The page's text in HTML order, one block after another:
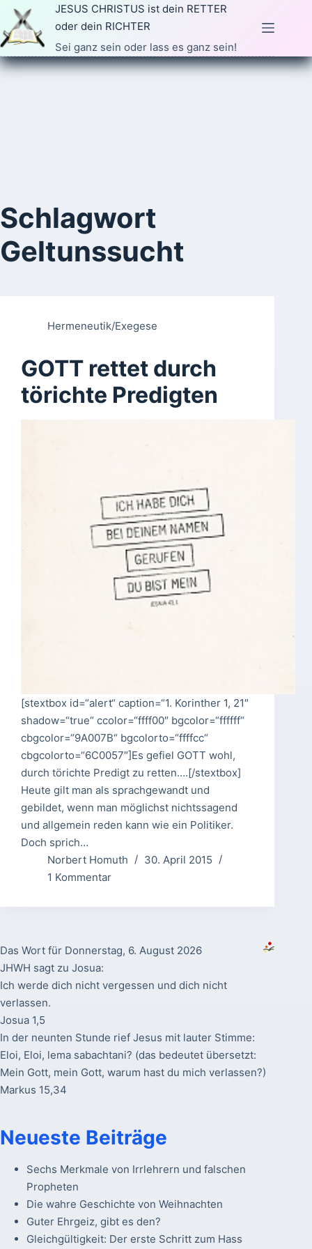
Zum
Inhalt
springen
JESUS CHRISTUS ist dein RETTER
oder dein RICHTER
Sei ganz sein oder lass es ganz sein!
Schlagwort
Geltunssucht
Hermeneutik/Exegese
GOTT rettet durch
törichte Predigten
[stextbox id=“alert“ caption=“1. Korinther 1, 21″
shadow=“true“ ccolor=“ffff00″ bgcolor=“ffffff“
cbgcolor=“9A007B“ bgcolorto=“ffffcc“
cbgcolorto=“6C0057″]Es gefiel GOTT wohl,
durch törichte Predigt zu retten….[/stextbox]
Heute gilt man als sprachgewandt und
gebildet, wenn man möglichst nichtssagend
und allgemein reden kann wie ein Politiker.
Doch sprich…
Norbert Homuth
30. April 2015
1 Kommentar
Das Wort für Donnerstag, 6. August 2026
JHWH sagt zu Josua:
Ich werde dich nicht vergessen und dich nicht
verlassen.
Josua 1,5
In der neunten Stunde rief Jesus mit lauter Stimme:
Eloi, Eloi, lema sabachtani? (das bedeutet übersetzt:
Mein Gott, mein Gott, warum hast du mich verlassen?)
Markus 15,34
Neueste Beiträge
Sechs Merkmale von Irrlehrern und falschen
Propheten
Die wahre Geschichte von Weihnachten
Guter Ehrgeiz, gibt es den?
Gleichgültigkeit: Der erste Schritt zum Hass